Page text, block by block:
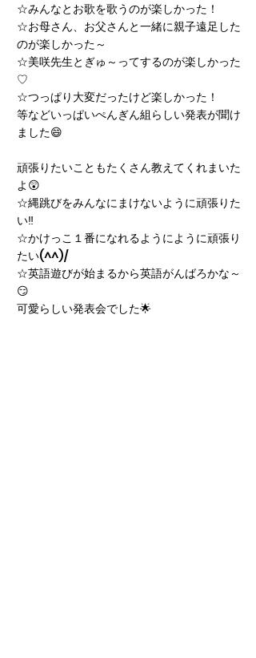
☆みんなとお歌を歌うのが楽しかった！
☆お母さん、お父さんと一緒に親子遠足した
のが楽しかった～
☆美咲先生とぎゅ～ってするのが楽しかった
♡
☆つっぱり大変だったけど楽しかった！
等などいっぱいぺんぎん組らしい発表が聞け
ました😄
頑張りたいこともたくさん教えてくれまいた
よ😲
☆縄跳びをみんなにまけないように頑張りた
い‼
☆かけっこ１番になれるようにように頑張り
たい(^^)/
☆英語遊びが始まるから英語がんばろかな～
😏
可愛らしい発表会でした🌟